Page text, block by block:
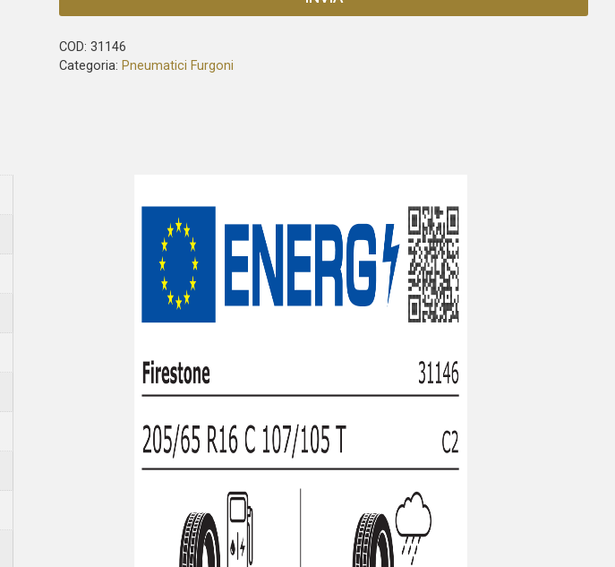
COD:31146
Categoria: Pneumatici Furgoni